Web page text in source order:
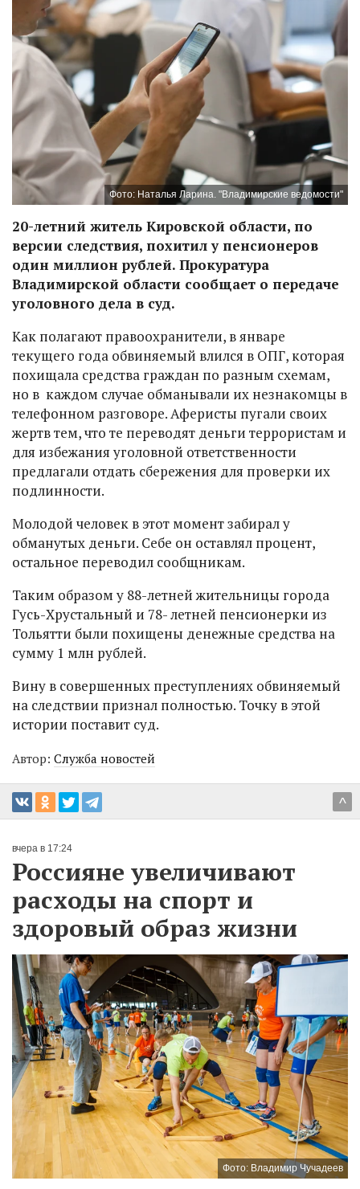
Фото: Наталья Ларина. "Владимирские ведомости"
20-летний житель Кировской области, по
версии следствия, похитил у пенсионеров
один миллион рублей. Прокуратура
Владимирской области сообщает о передаче
уголовного дела в суд.
Как полагают правоохранители, в январе
текущего года обвиняемый влился в ОПГ, которая
похищала средства граждан по разным схемам,
но в каждом случае обманывали их незнакомцы в
телефонном разговоре. Аферисты пугали своих
жертв тем, что те переводят деньги террористам и
для избежания уголовной ответственности
предлагали отдать сбережения для проверки их
подлинности.
Молодой человек в этот момент забирал у
обманутых деньги. Себе он оставлял процент,
остальное переводил сообщникам.
Таким образом у 88-летней жительницы города
Гусь-Хрустальный и 78- летней пенсионерки из
Тольятти были похищены денежные средства на
сумму 1 млн рублей.
Вину в совершенных преступлениях обвиняемый
на следствии признал полностью. Точку в этой
истории поставит суд.
Автор: Служба новостей
^
вчера в 17:24
Россияне увеличивают
расходы на спорт и
здоровый образ жизни
Фото: Владимир Чучадеев